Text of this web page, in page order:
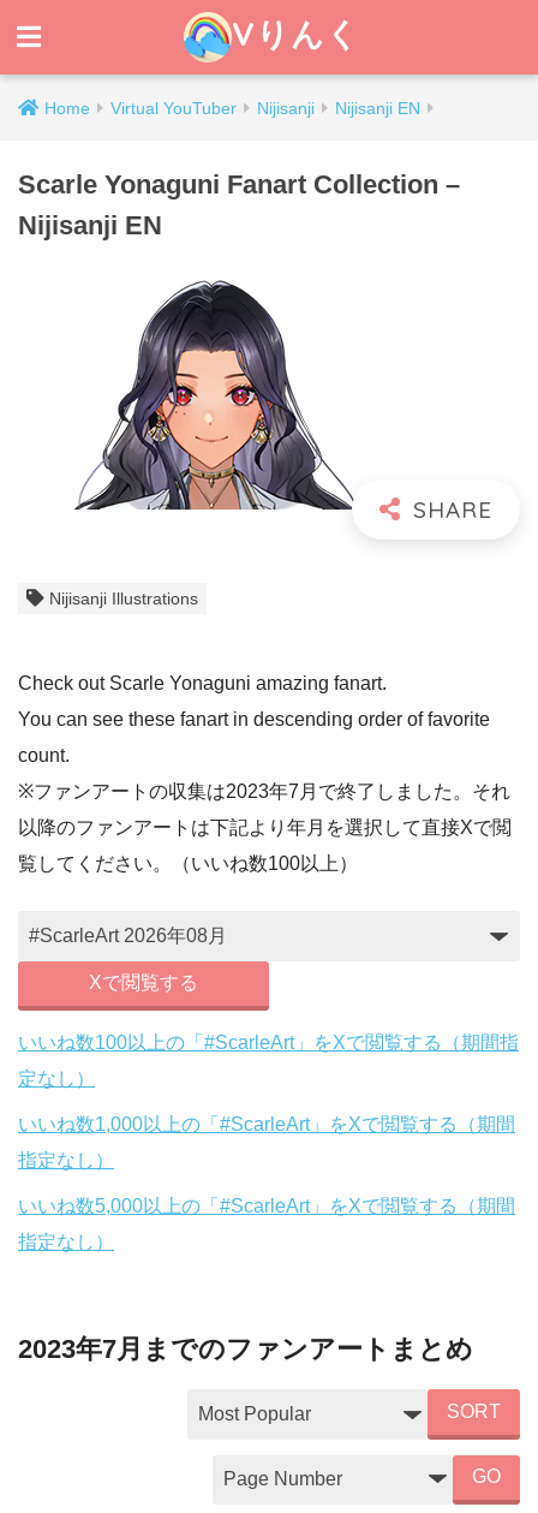
Vりんく
Home Virtual YouTuber Nijisanji Nijisanji EN
Scarle Yonaguni Fanart Collection –
Nijisanji EN
Nijisanji Illustrations
Check out Scarle Yonaguni amazing fanart.
You can see these fanart in descending order of favorite
count.
※ファンアートの収集は2023年7月で終了しました。それ
以降のファンアートは下記より年月を選択して直接Xで閲
覧してください。（いいね数100以上）
Xで閲覧する
いいね数100以上の「#ScarleArt」をXで閲覧する（期間指
定なし）
いいね数1,000以上の「#ScarleArt」をXで閲覧する（期間
指定なし）
いいね数5,000以上の「#ScarleArt」をXで閲覧する（期間
指定なし）
2023年7月までのファンアートまとめ
SORT
GO